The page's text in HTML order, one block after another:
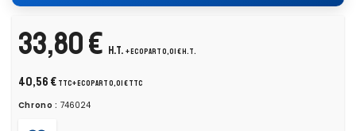
33,80 € H.T. + ecopart 0,01 € H.T.
40,56 € TTC+ ecopart 0,01 € TTC
Chrono : 746024